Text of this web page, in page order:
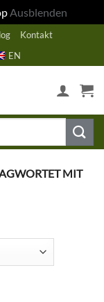
Ausblenden
Kontakt
EN
MIT